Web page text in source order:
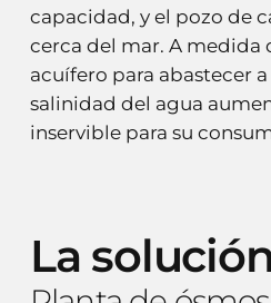
capacidad, y el pozo de
cerca del mar. A medida
acuífero para abastecer
salinidad del agua
inservible para su
La